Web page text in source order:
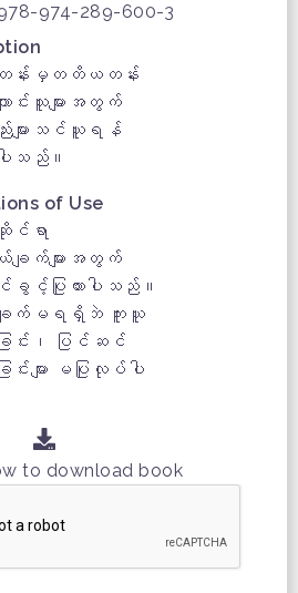
974-289-600-3
န်းမှတတိယတန်း
ကျောင်းသူများအတွက်
းများသင်ယူရန်
ပါသည်။
of Use
ဆိုင်ရာ
ျက်များအတွက်
ခွင့်ပြုထားပါသည်။
ျက်မရရှိဘဲ ကူးယူ
ြင်း၊ ပြင်ဆင်
င်းများ မပြုလုပ်ပါ
to download book